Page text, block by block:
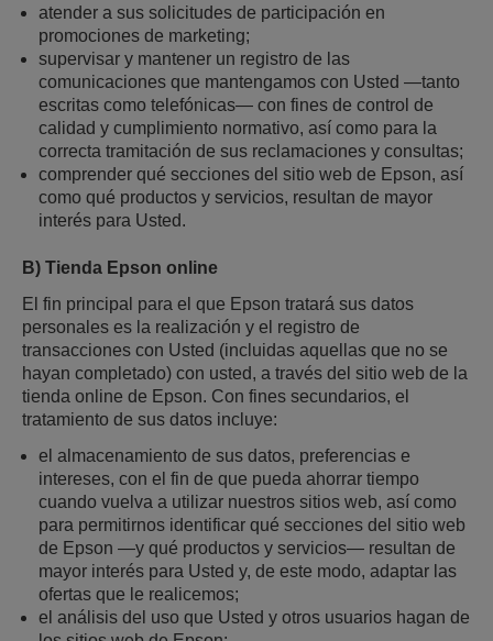
atender a sus solicitudes de participación en
promociones de marketing;
supervisar y mantener un registro de las
comunicaciones que mantengamos con Usted —tanto
escritas como telefónicas— con fines de control de
calidad y cumplimiento normativo, así como para la
correcta tramitación de sus reclamaciones y consultas;
comprender qué secciones del sitio web de Epson, así
como qué productos y servicios, resultan de mayor
interés para Usted.
B) Tienda Epson online
El fin principal para el que Epson tratará sus datos
personales es la realización y el registro de
transacciones con Usted (incluidas aquellas que no se
hayan completado) con usted, a través del sitio web de la
tienda online de Epson. Con fines secundarios, el
tratamiento de sus datos incluye:
el almacenamiento de sus datos, preferencias e
intereses, con el fin de que pueda ahorrar tiempo
cuando vuelva a utilizar nuestros sitios web, así como
para permitirnos identificar qué secciones del sitio web
de Epson —y qué productos y servicios— resultan de
mayor interés para Usted y, de este modo, adaptar las
ofertas que le realicemos;
el análisis del uso que Usted y otros usuarios hagan de